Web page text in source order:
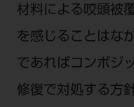
材料による咬頭被
を感じることはな
であればコンポジ
修復で対処する方